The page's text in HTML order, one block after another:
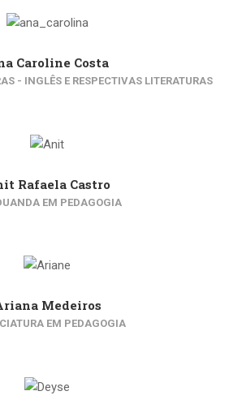
Caroline Costa
- INGLÊS E RESPECTIVAS LITERATURAS
Rafaela Castro
EM PEDAGOGIA
Medeiros
EM PEDAGOGIA